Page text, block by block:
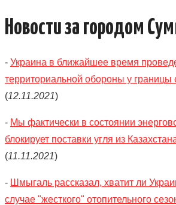
КАТАЛОГ
ОБЪЯВЛЕНИЯ
ТРАНСПОРТ
КУДА ПОЙТИ
АВТОБАЗАР
РАБОТА
Новости за городом
- Украина в ближайшее время
территориальной обороны у границы
(12.11.2021)
- Мы фактически в состоянии
блокирует поставки угля из
(11.11.2021)
- Шмыгаль рассказал, хватит ли
случае "жесткого" отопительного